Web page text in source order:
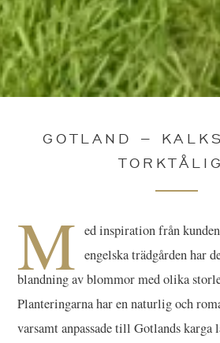
GOTLAND –
M ed inspiration från
engelska trädgården har
blandning av blommor med olika
Planteringarna har en naturlig och
varsamt anpassade till Gotlands karga